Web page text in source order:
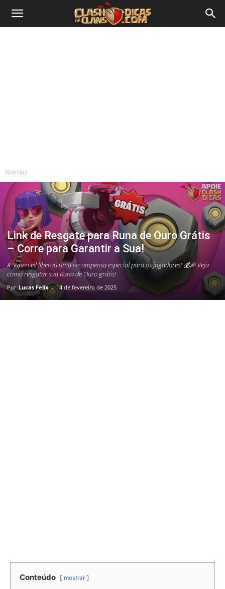
Notícias
Link de Resgate para Runa de Ouro Grátis
– Corre para Garantir a Sua!
A Supercell liberou uma recompensa especial para os jogadores! 💰🎉 Veja
como resgatar sua Runa de Ouro grátis!
Por Lucas Felix - 14 de fevereiro de 2025
Conteúdo mostrar